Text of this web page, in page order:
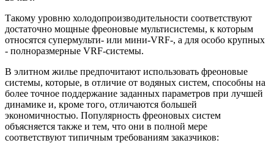
Такому уровню холодопроизводительности соответствуют
достаточно мощные фреоновые мультисистемы, к которым
относятся супермульти- или мини-VRF-, а для особо крупных
- полноразмерные VRF-системы.
В элитном жилье предпочитают использовать фреоновые
системы, которые, в отличие от водяных систем, способны на
более точное поддержание заданных параметров при лучшей
динамике и, кроме того, отличаются большей
экономичностью. Популярность фреоновых систем
объясняется также и тем, что они в полной мере
соответствуют типичным требованиям заказчиков: